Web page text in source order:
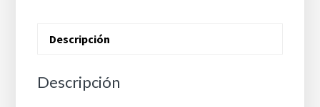
Descripción
Descripción